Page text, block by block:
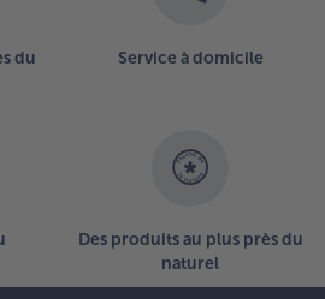
du
Service à domicile
Des produits au plus près du
naturel